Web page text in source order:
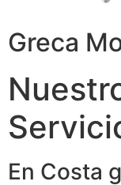
Greca
En Costa